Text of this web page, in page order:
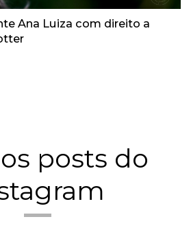
Ana Luiza com direito a
posts do